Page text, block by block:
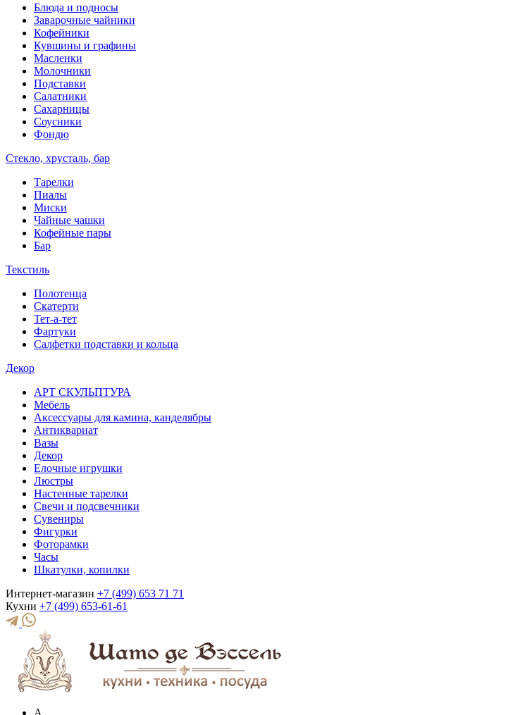
Блюда и подносы
Заварочные чайники
Кофейники
Кувшины и графины
Масленки
Молочники
Подставки
Салатники
Сахарницы
Соусники
Фондю
Стекло, хрусталь, бар
Тарелки
Пиалы
Миски
Чайные чашки
Кофейные пары
Бар
Текстиль
Полотенца
Скатерти
Тет-а-тет
Фартуки
Салфетки подставки и кольца
Декор
АРТ СКУЛЬПТУРА
Мебель
Аксессуары для камина, канделябры
Антиквариат
Вазы
Декор
Елочные игрушки
Люстры
Настенные тарелки
Свечи и подсвечники
Сувениры
Фигурки
Фоторамки
Часы
Шкатулки, копилки
Интернет-магазин +7 (499) 653 71 71
Кухни +7 (499) 653-61-61
A